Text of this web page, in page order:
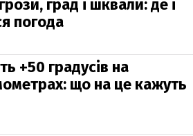
град і шквали: де і
погода
+50 градусів на
що на це кажуть